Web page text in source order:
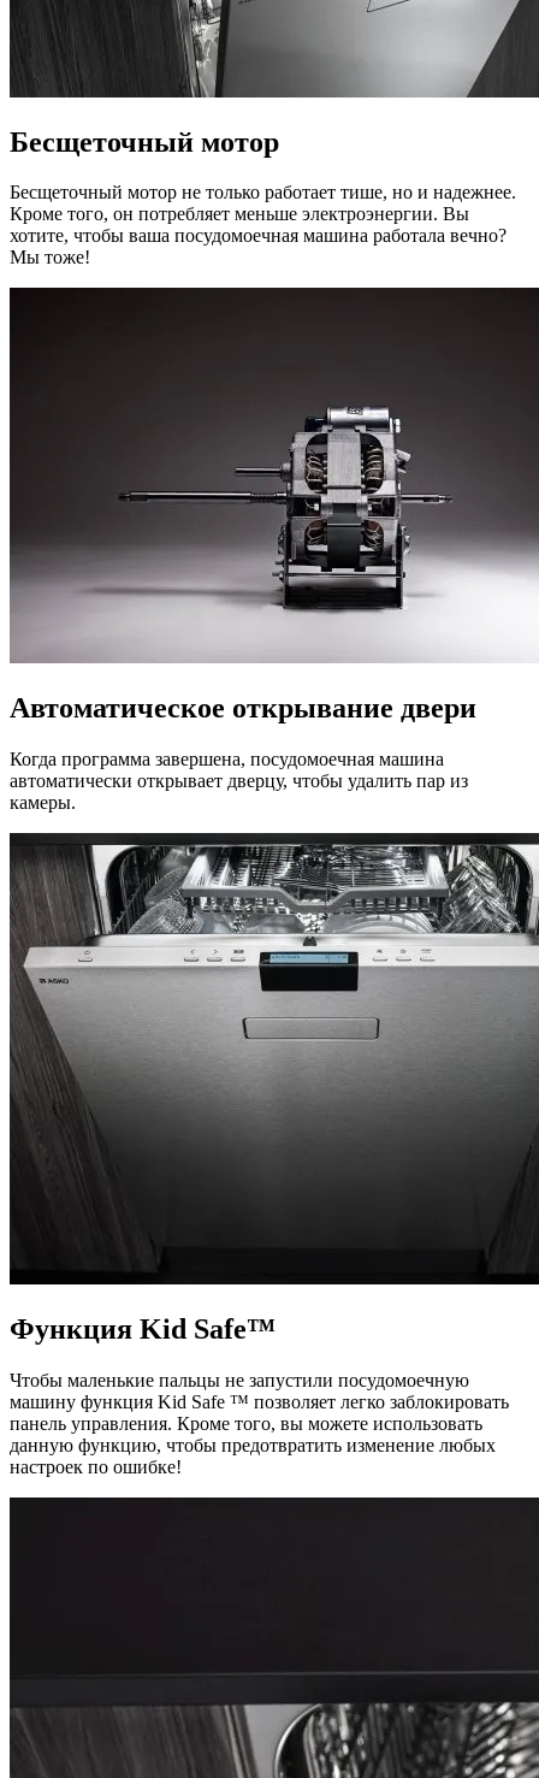
Бесщеточный мотор
Бесщеточный мотор не только работает тише, но и надежнее.
Кроме того, он потребляет меньше электроэнергии. Вы
хотите, чтобы ваша посудомоечная машина работала вечно?
Мы тоже!
Автоматическое открывание двери
Когда программа завершена, посудомоечная машина
автоматически открывает дверцу, чтобы удалить пар из
камеры.
Функция Kid Safe™
Чтобы маленькие пальцы не запустили посудомоечную
машину функция Kid Safe ™ позволяет легко заблокировать
панель управления. Кроме того, вы можете использовать
данную функцию, чтобы предотвратить изменение любых
настроек по ошибке!